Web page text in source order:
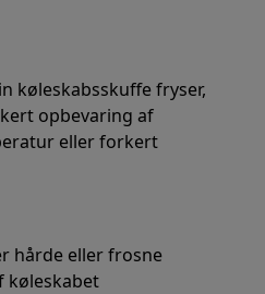
køleskabsskuffe fryser,
opbevaring af
eller forkert
hårde eller frosne
køleskabet